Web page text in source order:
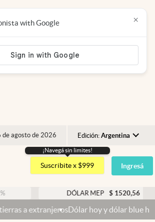
de agosto de 2026 Edición: Argentina
Argentina
España
USA
Colombia
¡Navegá sin limites!
Suscribite x $999 Ingresá
$ 1520,56 0.17%
Dólar hoy y dólar blue hoy: cuál es la
with Google ×